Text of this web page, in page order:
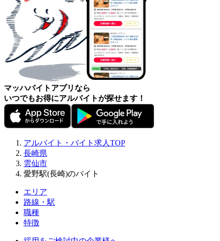
マッハバイトアプリなら
いつでもお得にアルバイトが探せます！
アルバイト・バイト求人TOP
長崎県
雲仙市
愛野駅(長崎)のバイト
エリア
路線・駅
職種
特徴